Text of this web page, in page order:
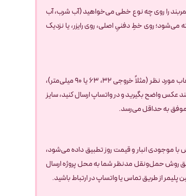
کمربند را روی چه نوع خطی می‌خواهید (آب شرب، آب
و بگویید انشعاب در چه نقطه‌ای از مسیر گرفته می‌شود؛ روی خطِ دفنیِ اصلی، روی رایزر، یا نزدیک
برای انتخاب دقیق کمربند الکتروفیوژن، دانستن گرید و SDR لوله پلی‌اتیلن (PE80 یا PE100)، فشار کاری مدار (مثلاً ۱۰ یا ۱۶ بار)، نوع سیال در خط، سایز انشعاب مورد نظر (مثلاً خروجی ۳۲، ۶۳ یا ۹۰ میلی‌متر)،
عکس واضح بگیرید و در واتساپ ارسال کنید، سایز
به حداقل می‌رسد.
با موجودی انبار و قیمت روز تطبیق داده می‌شود،
روش حمل‌ونقل مدنظر شما به محل پروژه ارسال
از طریق تماس یا واتساپ در ارتباط باشید.